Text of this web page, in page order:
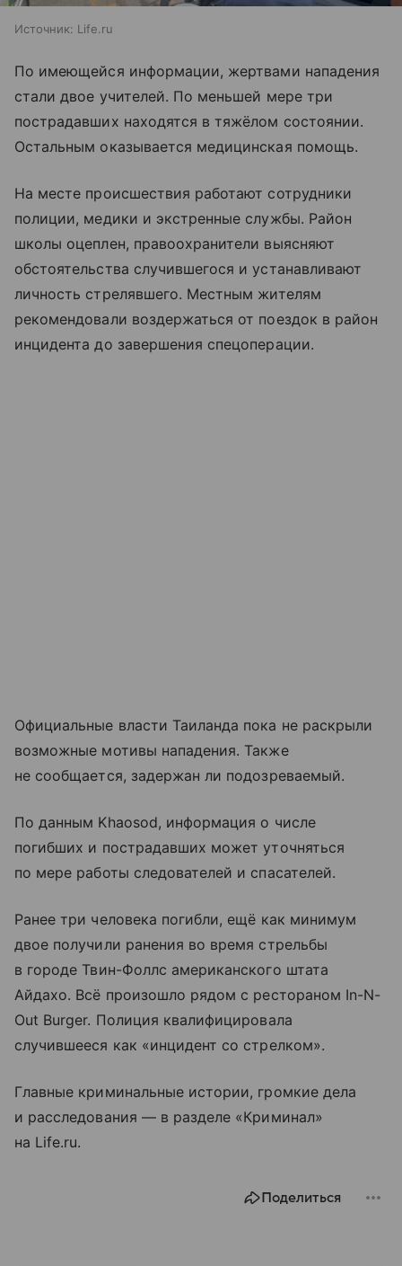
Источник: Life.ru
По имеющейся информации, жертвами нападения
стали двое учителей. По меньшей мере три
пострадавших находятся в тяжёлом состоянии.
Остальным оказывается медицинская помощь.
На месте происшествия работают сотрудники
полиции, медики и экстренные службы. Район
школы оцеплен, правоохранители выясняют
обстоятельства случившегося и устанавливают
личность стрелявшего. Местным жителям
рекомендовали воздержаться от поездок в район
инцидента до завершения спецоперации.
Официальные власти Таиланда пока не раскрыли
возможные мотивы нападения. Также
не сообщается, задержан ли подозреваемый.
По данным Khaosod, информация о числе
погибших и пострадавших может уточняться
по мере работы следователей и спасателей.
Ранее три человека погибли, ещё как минимум
двое получили ранения во время стрельбы
в городе Твин-Фоллс американского штата
Айдахо. Всё произошло рядом с рестораном In-N-
Out Burger. Полиция квалифицировала
случившееся как «инцидент со стрелком».
Главные криминальные истории, громкие дела
и расследования — в разделе «Криминал»
на Life.ru.
Поделиться